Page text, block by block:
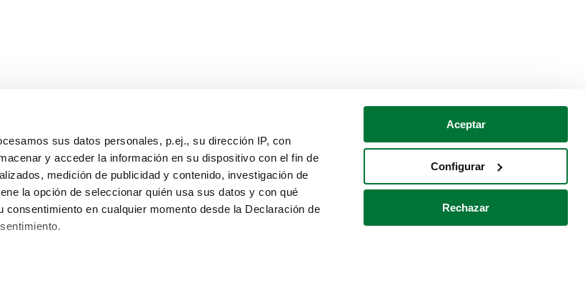
sus datos personales, p.ej., su dirección IP, con
y acceder la información en su dispositivo con el fin de
medición de publicidad y contenido, investigación de
la opción de seleccionar quién usa sus datos y con qué
en cualquier momento desde la Declaración de
Aceptar
Configurar
Rechazar